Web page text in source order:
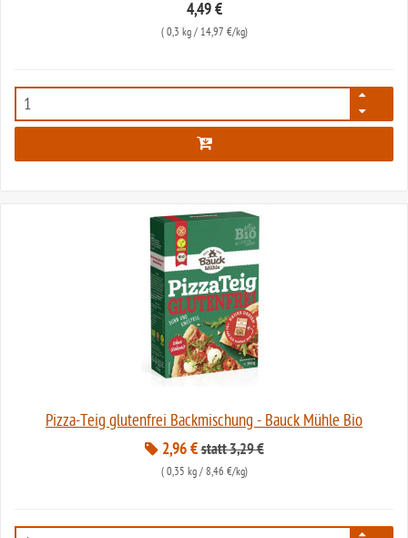
4,49 €
( 0,3 kg/ 14,97 €/kg)
70
Pizza-Teig glutenfrei Backmischung - Bauck Mühle Bio
2,96 € statt 3,29 €
( 0,35 kg/ 8,46 €/kg)